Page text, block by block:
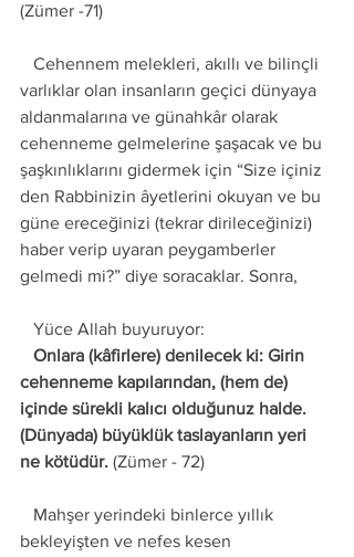
(Zümer -71)
varlıklar olan insanların geçici dünyaya
aldanmalarına ve günahkâr olarak
cehenneme gelmelerine şaşacak ve bu
şaşkınlıklarını gidermek için “Size içiniz
den Rabbinizin âyetlerini okuyan ve bu
güne ereceğinizi (tekrar dirileceğinizi)
haber verip uyaran peygamberler
gelmedi mi?” diye soracaklar. Sonra,
   Yüce Allah buyuruyor:
cehenneme kapılarından, (hem de)
içinde sürekli kalıcı olduğunuz halde.
(Dünyada) büyüklük taslayanların yeri
ne kötüdür. (Zümer - 72)
bekleyişten ve nefes kesen